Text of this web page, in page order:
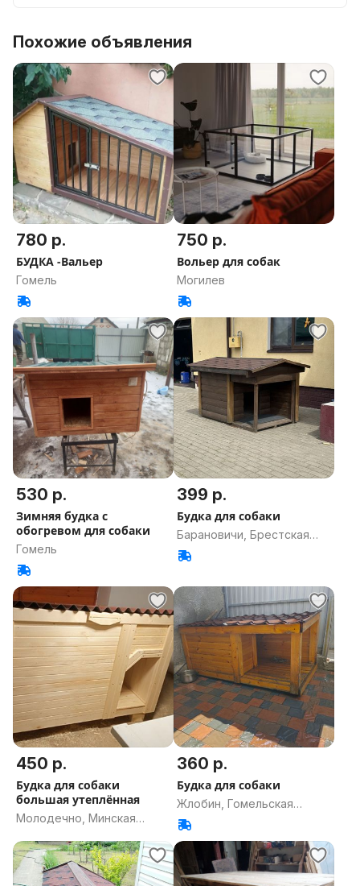
4. Сетка от подкопа хищниками по периметру.
5. Кормушка и поилка с большим запасом корма.
Похожие объявления
780 р.
БУДКА -Вальер
Гомель
750 р.
Вольер для собак
Могилев
530 р.
Зимняя будка с
обогревом для собаки
Гомель
399 р.
Будка для собаки
Барановичи, Брестская
область
450 р.
Будка для собаки
большая утеплённая
Молодечно, Минская
360 р.
Будка для собаки
Жлобин, Гомельская
область